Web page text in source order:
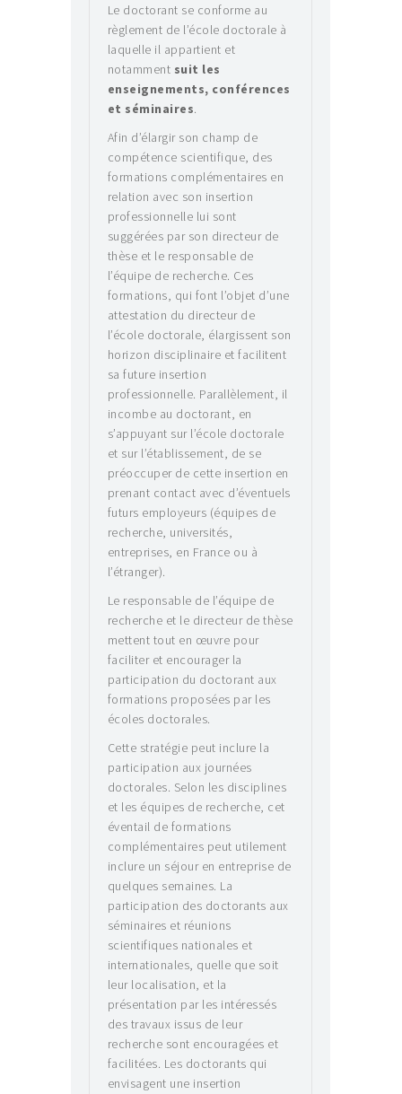
Le doctorant se conforme au
règlement de l’école doctorale à
laquelle il appartient et
notamment suit les
enseignements, conférences
et séminaires.
Afin d’élargir son champ de
compétence scientifique, des
formations complémentaires en
relation avec son insertion
professionnelle lui sont
suggérées par son directeur de
thèse et le responsable de
l’équipe de recherche. Ces
formations, qui font l’objet d’une
attestation du directeur de
l’école doctorale, élargissent son
horizon disciplinaire et facilitent
sa future insertion
professionnelle. Parallèlement, il
incombe au doctorant, en
s’appuyant sur l’école doctorale
et sur l’établissement, de se
préoccuper de cette insertion en
prenant contact avec d’éventuels
futurs employeurs (équipes de
recherche, universités,
entreprises, en France ou à
l’étranger).
Le responsable de l’équipe de
recherche et le directeur de thèse
mettent tout en œuvre pour
faciliter et encourager la
participation du doctorant aux
formations proposées par les
écoles doctorales.
Cette stratégie peut inclure la
participation aux journées
doctorales. Selon les disciplines
et les équipes de recherche, cet
éventail de formations
complémentaires peut utilement
inclure un séjour en entreprise de
quelques semaines. La
participation des doctorants aux
séminaires et réunions
scientifiques nationales et
internationales, quelle que soit
leur localisation, et la
présentation par les intéressés
des travaux issus de leur
recherche sont encouragées et
facilitées. Les doctorants qui
envisagent une insertion